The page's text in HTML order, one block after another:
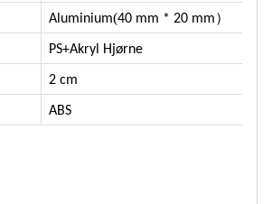
Aluminium(40 mm * 20 mm）
PS+Akryl Hjørne
2 cm
ABS